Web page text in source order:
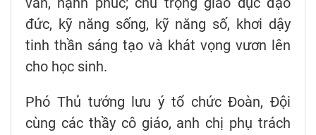
đức, kỹ năng sống, kỹ năng số, khơi dậy
tinh thần sáng tạo và khát vọng vươn lên
cho học sinh.
Phó Thủ tướng lưu ý tổ chức Đoàn, Đội
cùng các thầy cô giáo, anh chị phụ trách